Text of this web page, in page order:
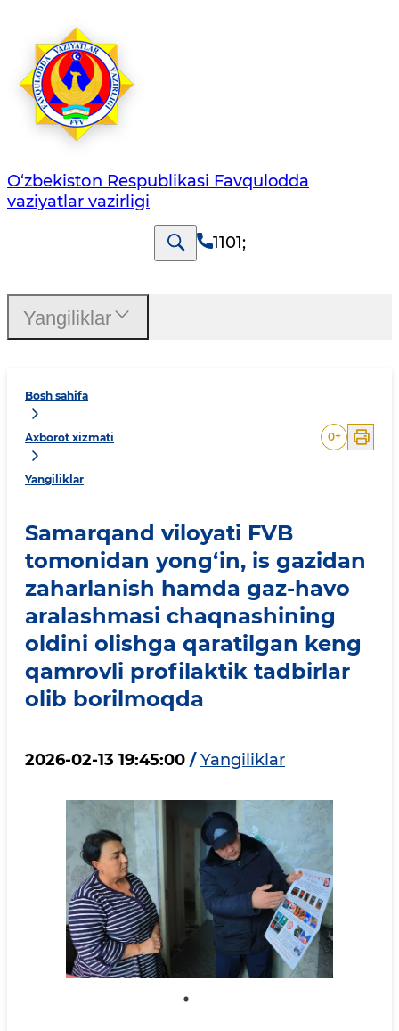
O‘zbеkistоn Rеspublikаsi Favqulodda
vaziyatlar vazirligi
1101;
Bosh sahifa
Axborot xizmati
Yangiliklar
0+
Samarqand viloyati FVB
tomonidan yong‘in, is gazidan
zaharlanish hamda gaz-havo
aralashmasi chaqnashining
oldini olishga qaratilgan keng
qamrovli profilaktik tadbirlar
olib borilmoqda
2026-02-13 19:45:00 / Yangiliklar
Yangiliklar